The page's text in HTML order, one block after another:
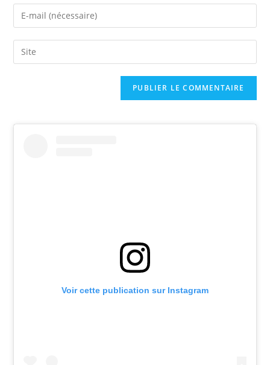
Voir cette publication sur Instagram